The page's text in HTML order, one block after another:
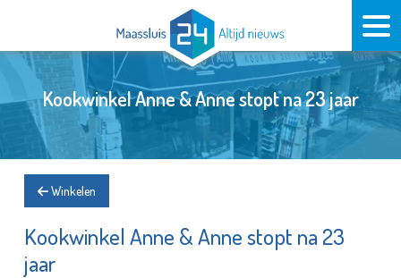
Kookwinkel Anne & Anne stopt na 23 jaar
Winkelen
Kookwinkel Anne & Anne stopt na 23
jaar